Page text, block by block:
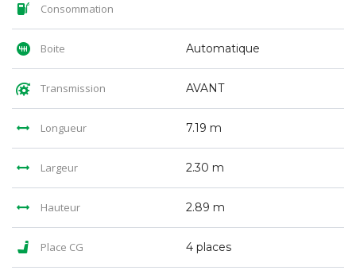
Consommation
Boite Automatique
Transmission AVANT
Longueur 7.19 m
Largeur 2.30 m
Hauteur 2.89 m
Place CG 4 places